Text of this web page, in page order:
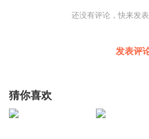
还没有评论，快来发
发表评
猜你喜欢